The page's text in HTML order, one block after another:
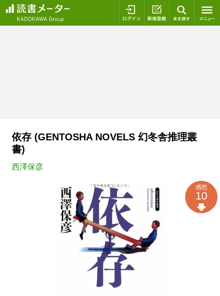
ログイン 新規登録
依存 (GENTOSHA NOVELS 幻冬舎推理叢
書)
西澤保彦
感想
10